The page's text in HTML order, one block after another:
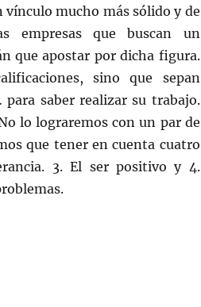
vínculo mucho más sólido y de
empresas que buscan un
que apostar por dicha figura.
sino que sepan
saber realizar su trabajo.
lo lograremos con un par de
que tener en cuenta cuatro
3. El ser positivo y 4.